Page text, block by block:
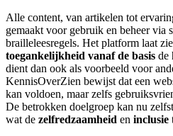
Alle content, van artikelen tot
gemaakt voor gebruik en beheer via
brailleleesregels. Het platform laat
toegankelijkheid vanaf de basis de
dient dan ook als voorbeeld voor
KennisOverZien bewijst dat een
kan voldoen, maar zelfs
De betrokken doelgroep kan nu
wat de zelfredzaamheid en inclusie